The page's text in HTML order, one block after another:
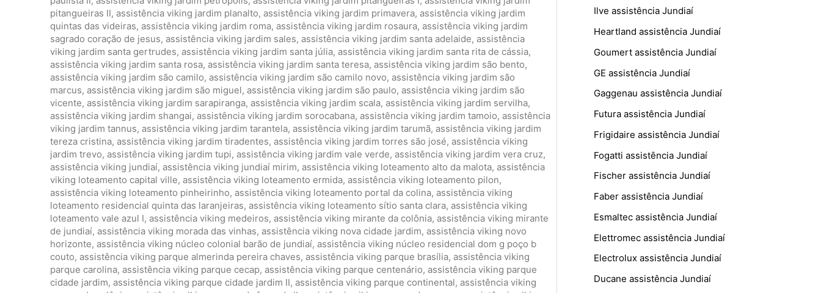
pitangueiras II, assistência viking jardim planalto, assistência viking jardim primavera, assistência viking jardim
quintas das videiras, assistência viking jardim roma, assistência viking jardim rosaura, assistência viking jardim
sagrado coração de jesus, assistência viking jardim sales, assistência viking jardim santa adelaide, assistência
viking jardim santa gertrudes, assistência viking jardim santa júlia, assistência viking jardim santa rita de cássia,
assistência viking jardim santa rosa, assistência viking jardim santa teresa, assistência viking jardim são bento,
assistência viking jardim são camilo, assistência viking jardim são camilo novo, assistência viking jardim são
marcus, assistência viking jardim são miguel, assistência viking jardim são paulo, assistência viking jardim são
vicente, assistência viking jardim sarapiranga, assistência viking jardim scala, assistência viking jardim servilha,
assistência viking jardim shangai, assistência viking jardim sorocabana, assistência viking jardim tamoio, assistência
viking jardim tannus, assistência viking jardim tarantela, assistência viking jardim tarumã, assistência viking jardim
tereza cristina, assistência viking jardim tiradentes, assistência viking jardim torres são josé, assistência viking
jardim trevo, assistência viking jardim tupi, assistência viking jardim vale verde, assistência viking jardim vera cruz,
assistência viking jundiaí, assistência viking jundiaí mirim, assistência viking loteamento alto da malota, assistência
viking loteamento capital ville, assistência viking loteamento ermida, assistência viking loteamento pilon,
assistência viking loteamento pinheirinho, assistência viking loteamento portal da colina, assistência viking
loteamento residencial quinta das laranjeiras, assistência viking loteamento sítio santa clara, assistência viking
loteamento vale azul I, assistência viking medeiros, assistência viking mirante da colônia, assistência viking mirante
de jundiaí, assistência viking morada das vinhas, assistência viking nova cidade jardim, assistência viking novo
horizonte, assistência viking núcleo colonial barão de jundiaí, assistência viking núcleo residencial dom g poço b
couto, assistência viking parque almerinda pereira chaves, assistência viking parque brasília, assistência viking
parque carolina, assistência viking parque cecap, assistência viking parque centenário, assistência viking parque
cidade jardim, assistência viking parque cidade jardim II, assistência viking parque continental, assistência viking
Ilve assistência Jundiaí
Heartland assistência Jundiaí
Goumert assistência Jundiaí
GE assistência Jundiaí
Gaggenau assistência Jundiaí
Futura assistência Jundiaí
Frigidaire assistência Jundiaí
Fogatti assistência Jundiaí
Fischer assistência Jundiaí
Faber assistência Jundiaí
Esmaltec assistência Jundiaí
Elettromec assistência Jundiaí
Electrolux assistência Jundiaí
Ducane assistência Jundiaí